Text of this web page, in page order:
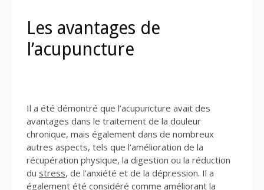
Les avantages de
l’acupuncture
Il a été démontré que l’acupuncture avait des
avantages dans le traitement de la douleur
chronique, mais également dans de nombreux
autres aspects, tels que l’amélioration de la
récupération physique, la digestion ou la réduction
du stress, de l’anxiété et de la dépression. Il a
également été considéré comme améliorant la